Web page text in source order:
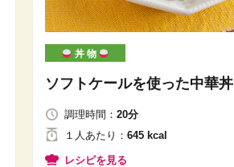
丼 物
ソフトケールを使った中華丼
調理時間： 20分
１人 あたり ： 645 kcal
レシピを見る